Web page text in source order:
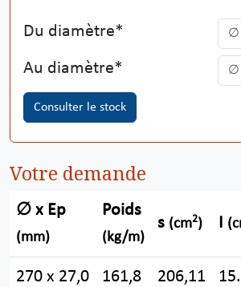
Du diamètre
Au diamètre
Consulter le stock
Votre demande
∅ x Ep
(mm)
Poids
(kg/m)
s (cm2) I
270 x 27,0 161,8 206,11